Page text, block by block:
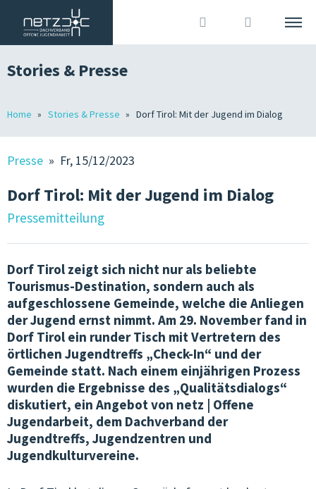
? Anmelden
DEUTSCH ITALIANO
WIR SIND
MITGLIEDER
OJA IN SÜDTIROL
GRUNDLAGEN
JOBS IN DER OJA
TERMINE & KURSE
VEREINSWESEN & KOMMUNIKATION
ÖFFENTLICHKEITSARBEIT
JOBS IN DER OJA
TERMINE & KURSE
Stories & Presse
Home Stories & Presse Dorf Tirol: Mit der Jugend im Dialog
Presse » Fr, 15/12/2023
Dorf Tirol: Mit der Jugend im Dialog
Pressemitteilung
Dorf Tirol zeigt sich nicht nur als beliebte
Tourismus-Destination, sondern auch als
aufgeschlossene Gemeinde, welche die Anliegen
der Jugend ernst nimmt. Am 29. November fand in
Dorf Tirol ein runder Tisch mit Vertretern des
örtlichen Jugendtreffs „Check-In“ und der
Gemeinde statt. Nach einem einjährigen Prozess
wurden die Ergebnisse des „Qualitätsdialogs“
diskutiert, ein Angebot von netz | Offene
Jugendarbeit, dem Dachverband der
Jugendtreffs, Jugendzentren und
Jugendkulturvereine.